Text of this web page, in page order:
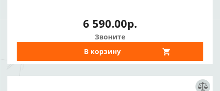
6 590.00р.
Звоните
В корзину